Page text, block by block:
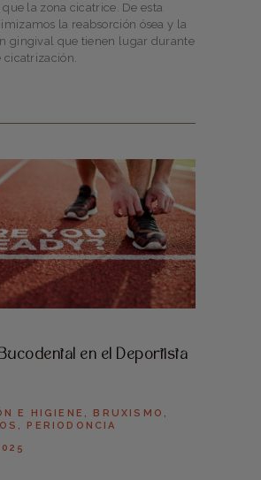
que la zona cicatrice. De esta
la reabsorción ósea y la
gingival que tienen lugar durante
cicatrización.
en el Deportista
E HIGIENE , BRUXISMO ,
,
PERIODONCIA